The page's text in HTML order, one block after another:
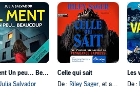
Il Ment Un peu… Beaucoup
Julia Salvador
Celle qui sait
De : Riley Sager, et autres
Les
De :